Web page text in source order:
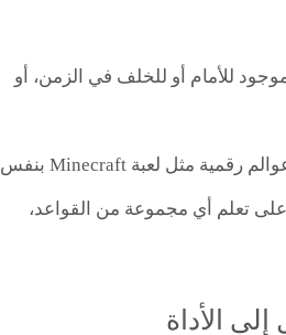
للأمام أو للخلف في الزمن، أو
محاكاة الخيال: أظهر Sora قدرته على محاكاة عوالم رقمية مثل لعبة Minecraft بنفس
على تعلم أي مجموعة من القواعد،